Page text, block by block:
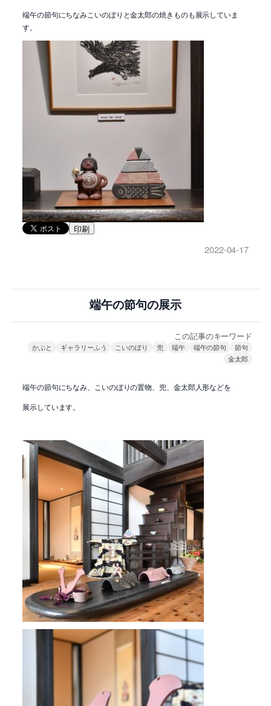
端午の節句にちなみこいのぼりと金太郎の焼きものも展示していま
す。
印刷
2022-04-17
端午の節句の展示
この記事のキーワード
かぶと ギャラリーふう こいのぼり 兜 端午 端午の節句
節句
金太郎
端午の節句にちなみ、こいのぼりの置物、兜、金太郎人形などを
展示しています。